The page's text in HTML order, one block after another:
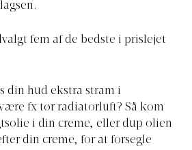
fem af de bedste i prislejet
din hud ekstra stram i
fx tør radiatorluft? Så kom
i din creme, eller dup olien
din creme, for at forsegle